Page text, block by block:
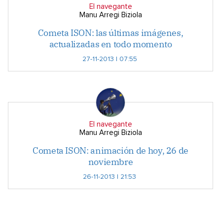
El navegante
Manu Arregi Biziola
Cometa ISON: las últimas imágenes,
actualizadas en todo momento
27-11-2013 | 07:55
El navegante
Manu Arregi Biziola
Cometa ISON: animación de hoy, 26 de
noviembre
26-11-2013 | 21:53